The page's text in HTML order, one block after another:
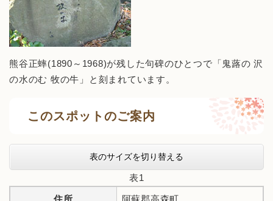
熊谷正蟀(1890～1968)が残した句碑のひとつで「鬼蕗の 沢
の水のむ 牧の牛」と刻まれています。
このスポットのご案内
表のサイズを切り替える
表1